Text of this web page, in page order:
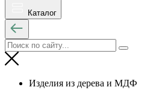
Каталог
Изделия из дерева и МДФ